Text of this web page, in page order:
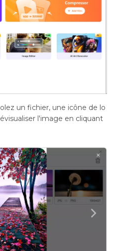
un fichier, une icône de lo
l'image en cliquant